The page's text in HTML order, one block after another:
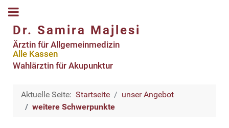
Dr. Samira Majlesi
Ärztin für Allgemeinmedizin
Alle Kassen
Wahlärztin für Akupunktur
Aktuelle Seite: Startseite
unser Angebot
weitere Schwerpunkte